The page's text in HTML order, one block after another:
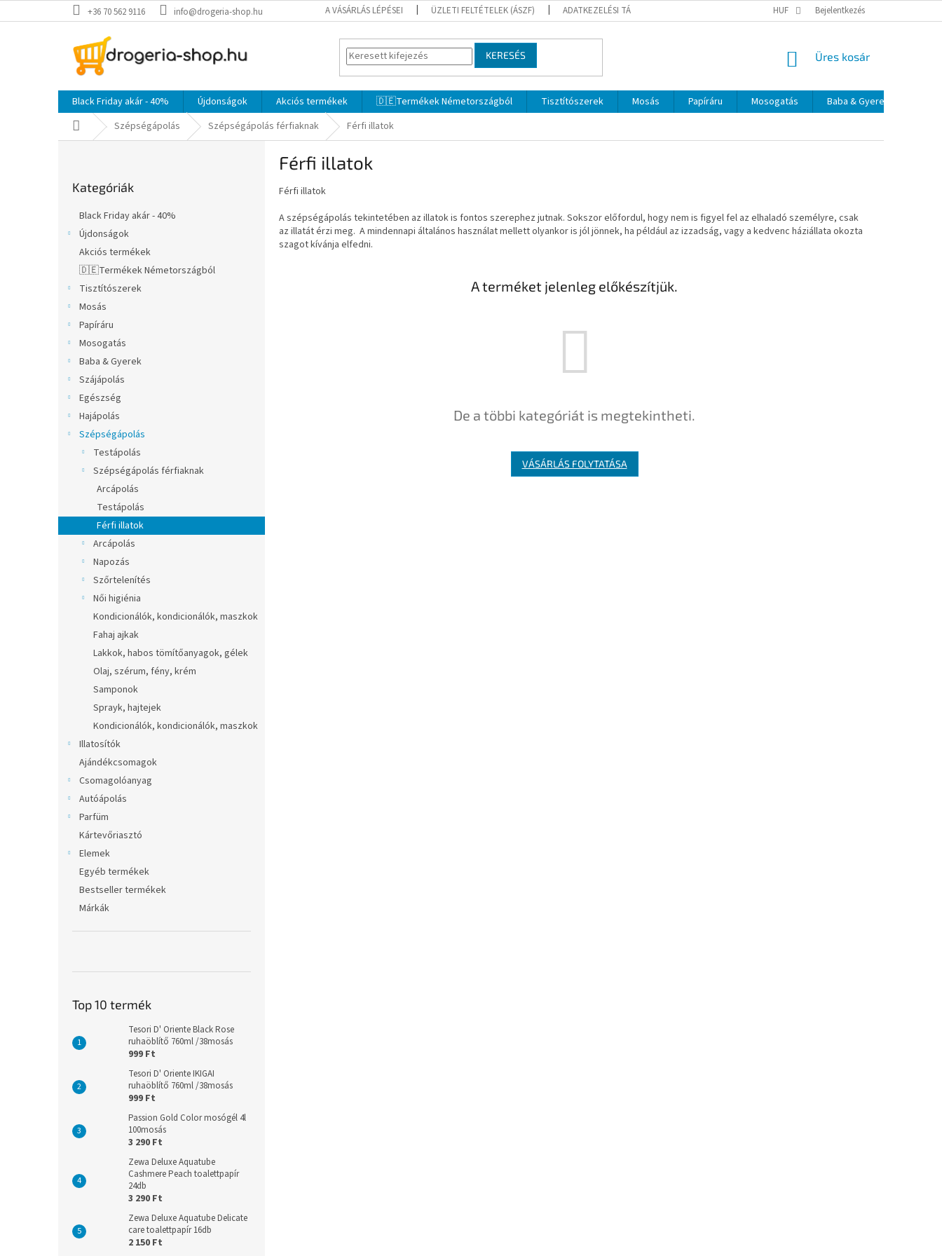
a
+36 70 562 9116 info@drogeria-shop.hu A VÁSÁRLÁS LÉPÉSEI ÜZLETI FELTÉTELEK (ÁSZF) ADATKEZELÉSI TÁJÉKOZTATÓ HUF Bejelentkezés
KERESÉS KOSÁR
Üres kosár
Black Friday akár - 40% Újdonságok Akciós termékek 🇩🇪Termékek Németországból Tisztítószerek Mosás Papíráru Mosogatás Baba & Gyerek
KezdőlapSzépségápolás Szépségápolás férfiaknak Férfi illatok
átugrása
Kategóriák
Black Friday akár - 40%
Újdonságok
Akciós termékek
🇩🇪Termékek Németországból
Tisztítószerek
Mosás
Papíráru
Mosogatás
Baba & Gyerek
Szájápolás
Egészség
Hajápolás
Szépségápolás
Testápolás
Szépségápolás férfiaknak
Arcápolás
Testápolás
Férfi illatok
Arcápolás
Napozás
Szőrtelenítés
Női higiénia
Kondicionálók, kondicionálók, maszkok
Fahaj ajkak
Lakkok, habos tömítőanyagok, gélek
Olaj, szérum, fény, krém
Samponok
Sprayk, hajtejek
Kondicionálók, kondicionálók, maszkok
Illatosítók
Ajándékcsomagok
Csomagolóanyag
Autóápolás
Parfüm
Kártevőriasztó
Elemek
Egyéb termékek
Bestseller termékek
Márkák
Top 10 termék
Tesori D' Oriente Black Rose
ruhaöblítő 760ml /38mosás
999 Ft
Tesori D' Oriente IKIGAI
ruhaöblítő 760ml /38mosás
999 Ft
Passion Gold Color mosógél 4l
100mosás
3 290 Ft
Zewa Deluxe Aquatube
Cashmere Peach toalettpapír
24db
3 290 Ft
Zewa Deluxe Aquatube Delicate
care toalettpapír 16db
2 150 Ft
Férfi illatok
Férfi illatok
A szépségápolás tekintetében az illatok is fontos szerephez jutnak. Sokszor előfordul, hogy nem is figyel fel az elhaladó személyre, csak
az illatát érzi meg. A mindennapi általános használat mellett olyankor is jól jönnek, ha például az izzadság, vagy a kedvenc háziállata okozta
szagot kívánja elfedni.
A terméket jelenleg előkészítjük.
De a többi kategóriát is megtekintheti.
VÁSÁRLÁS FOLYTATÁSA